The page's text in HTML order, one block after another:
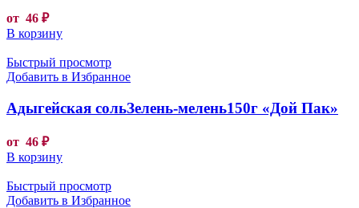
от 46 ₽
В корзину
Быстрый просмотр
Добавить в Избранное
Адыгейская сольЗелень-мелень150г «Дой Пак»
от 46 ₽
В корзину
Быстрый просмотр
Добавить в Избранное